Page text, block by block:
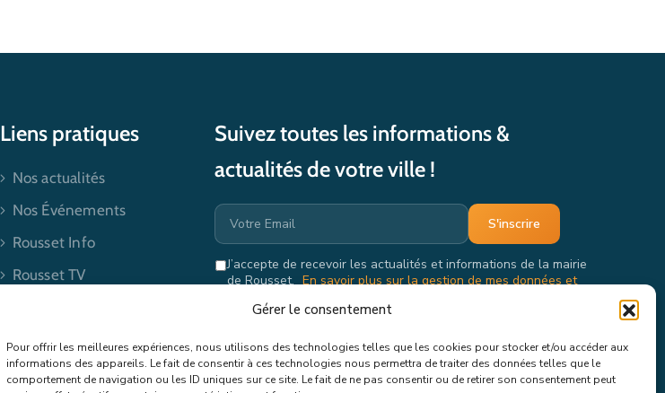
Gérer le consentement
Pour offrir les meilleures expériences, nous utilisons des technologies telles que les cookies pour stocker et/ou accéder aux
informations des appareils. Le fait de consentir à ces technologies nous permettra de traiter des données telles que le
comportement de navigation ou les ID uniques sur ce site. Le fait de ne pas consentir ou de retirer son consentement peut
Liens pratiques
Nos actualités
Nos Événements
Rousset Info
Rousset TV
Suivez toutes les informations &
actualités de votre ville !
J’accepte de recevoir les actualités et informations de la mairie
de Rousset. En savoir plus sur la gestion de mes données et